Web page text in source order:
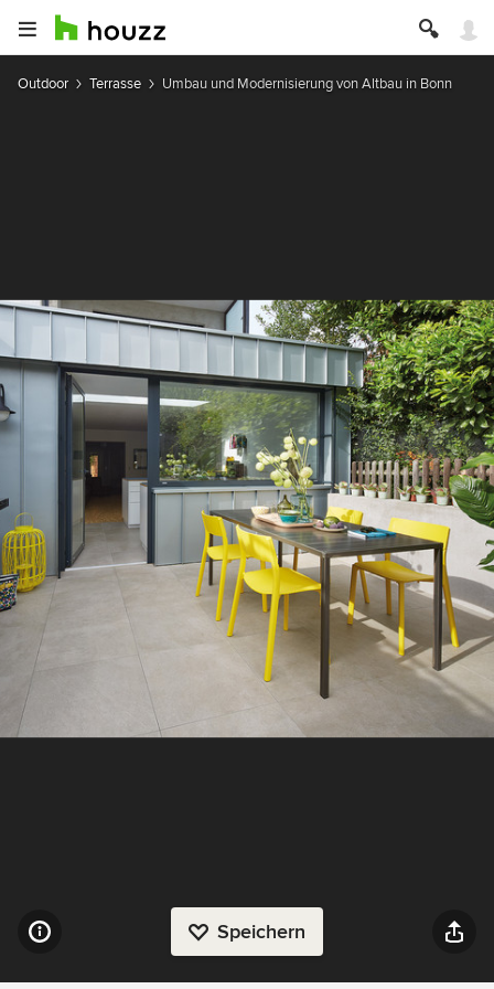
Outdoor Terrasse Umbau und Modernisierung von Altbau in Bonn
Speichern